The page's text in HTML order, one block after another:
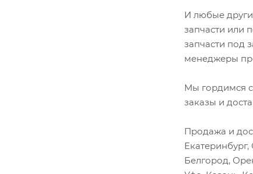
И любые
запчасти или
запчасти под
менеджеры
Мы гордимся
заказы и
Продажа и
Белгород,